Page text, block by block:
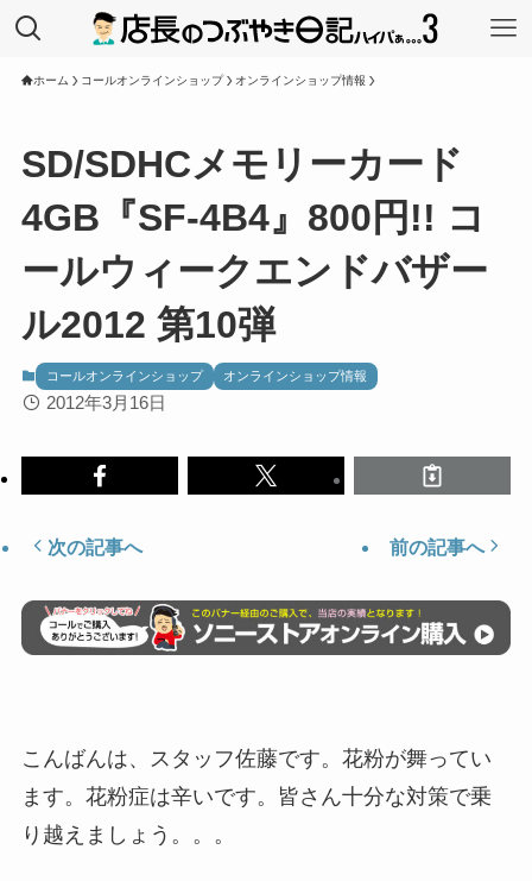
ホーム コールオンラインショップ オンラインショップ情報
SD/SDHCメモリーカード
4GB『SF-4B4』800円!! コ
ールウィークエンドバザー
ル2012 第10弾
コールオンラインショップ オンラインショップ情報
2012年3月16日
次の記事へ 前の記事へ
こんばんは、スタッフ佐藤です。花粉が舞ってい
ます。花粉症は辛いです。皆さん十分な対策で乗
り越えましょう。。。